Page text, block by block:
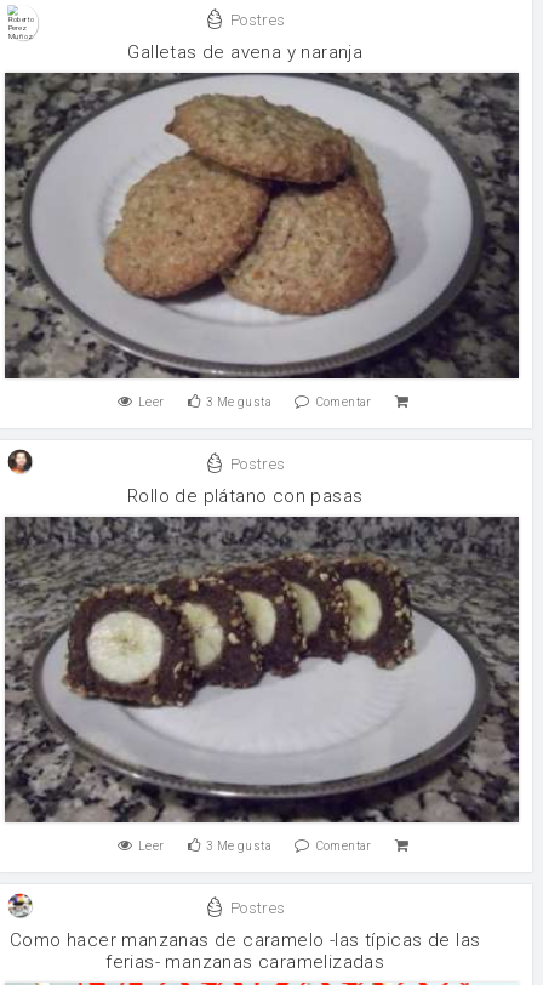
Postres
Galletas de avena y naranja
Leer 3 Me gusta Comentar
Postres
Rollo de plátano con pasas
Leer 3 Me gusta Comentar
Postres
Como hacer manzanas de caramelo -las típicas de las
ferias- manzanas caramelizadas